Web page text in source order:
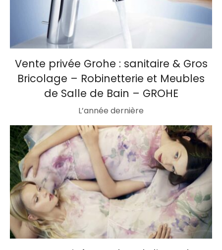
Vente privée Grohe : sanitaire & Gros
Bricolage – Robinetterie et Meubles
de Salle de Bain – GROHE
L’année dernière